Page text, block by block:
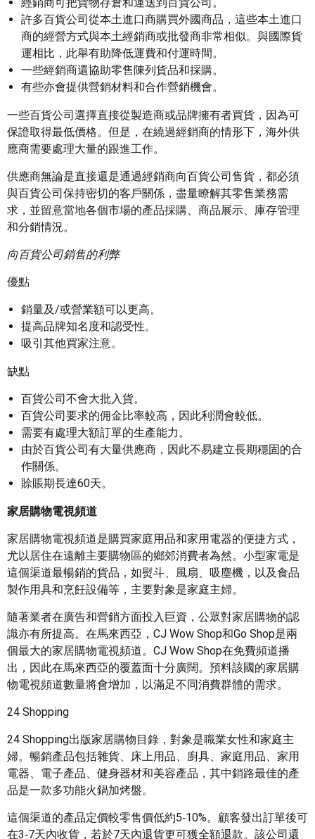
許多百貨公司從本土進口商購買外國商品，這些本土進口
商的經營方式與本土經銷商或批發商非常相似。與國際貨
運相比，此舉有助降低運費和付運時間。
一些經銷商還協助零售陳列貨品和採購。
有些亦會提供營銷材料和合作營銷機會。
一些百貨公司選擇直接從製造商或品牌擁有者買貨，因為可
保證取得最低價格。但是，在繞過經銷商的情形下，海外供
應商需要處理大量的跟進工作。
供應商無論是直接還是通過經銷商向百貨公司售貨，都必須
與百貨公司保持密切的客戶關係，盡量瞭解其零售業務需
求，並留意當地各個市場的產品採購、商品展示、庫存管理
和分銷情況。
向百貨公司銷售的利弊
優點
銷量及/或營業額可以更高。
提高品牌知名度和認受性。
吸引其他買家注意。
缺點
百貨公司不會大批入貨。
百貨公司要求的佣金比率較高，因此利潤會較低。
需要有處理大額訂單的生產能力。
由於百貨公司有大量供應商，因此不易建立長期穩固的合
作關係。
賒賬期長達60天。
家居購物電視頻道
家居購物電視頻道是購買家庭用品和家用電器的便捷方式，
尤以居住在遠離主要購物區的鄉郊消費者為然。小型家電是
這個渠道最暢銷的貨品，如熨斗、風扇、吸塵機，以及食品
製作用具和烹飪設備等，主要對象是家庭主婦。
隨著業者在廣告和營銷方面投入巨資，公眾對家居購物的認
識亦有所提高。在馬來西亞，CJ Wow Shop和Go Shop是兩
個最大的家居購物電視頻道。CJ Wow Shop在免費頻道播
出，因此在馬來西亞的覆蓋面十分廣闊。預料該國的家居購
物電視頻道數量將會增加，以滿足不同消費群體的需求。
24 Shopping
24 Shopping出版家居購物目錄，對象是職業女性和家庭主
婦。暢銷產品包括雜貨、床上用品、廚具、家庭用品、家用
電器、電子產品、健身器材和美容產品，其中銷路最佳的產
品是一款多功能火鍋加烤盤。
這個渠道的產品定價較零售價低約5‑10%。顧客發出訂單後可
在3‑7天內收貨，若於7天內退貨更可獲全額退款。該公司還